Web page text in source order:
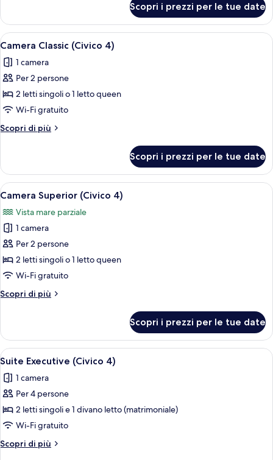
o
2
letti
singoli
Comfort
con
letto
o
2
singoli
Scopri i prezzi per le tue date
Apri
tutte
le
foto
per
Camera
Classic
(Civico
Camera d'albergo moderna con un
1
Camera Classic (Civico 4)
1 camera
Per 2 persone
2 letti singoli o 1 letto queen
Wi-Fi gratuito
Scopri di più
Altri
Classic
(Civico
4)
Scopri i prezzi per le tue date
Apri
tutte
le
foto
per
Camera
Superior
4)
Una camera da letto moderna con
1
Camera Superior (Civico 4)
Vista mare parziale
1 camera
Per 2 persone
2 letti singoli o 1 letto queen
Wi-Fi gratuito
Scopri di più
Altri
Superior
(Civico
4)
Scopri i prezzi per le tue date
Apri
tutte
le
foto
per
Suite
Executive
(Civico
Un letto con cuscini e vista su un
1
Suite Executive (Civico 4)
1 camera
Per 4 persone
2 letti singoli e 1 divano letto (matrimoniale)
Wi-Fi gratuito
Scopri di più
Altri